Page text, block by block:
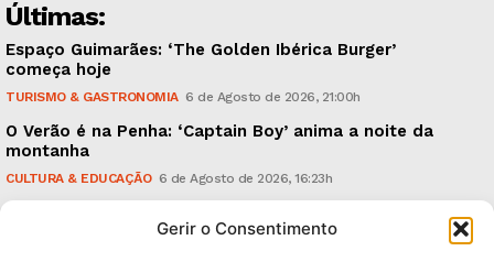
Gerir o Consentimento
Últimas:
Espaço Guimarães: ‘The Golden Ibérica Burger’
começa hoje
TURISMO & GASTRONOMIA 6 de Agosto de 2026, 21:00h
O Verão é na Penha: ‘Captain Boy’ anima a noite da
montanha
CULTURA & EDUCAÇÃO 6 de Agosto de 2026, 16:23h
em causa”, garante Ricardo Araújo